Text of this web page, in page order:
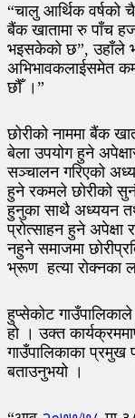
“चालु आर्थिक वर्षको
बैंक खातामा रु पाँच
भइसकेको छ”, उहाँले
अभिभावकलाईसमेत
छौँ ।”
छोरीको नाममा बैंक
बेला उपयोग हुने
सञ्चालन गरिएको
हुने रकमले छोरीको
हुनुका साथै अध्ययन
प्रोत्साहन हुने
नहुने समाजमा
भ्रूण हत्या रोक्नका
हुप्सेकोट
हो । उक्त
गाउँपालिकाका
बताउनुभयो ।